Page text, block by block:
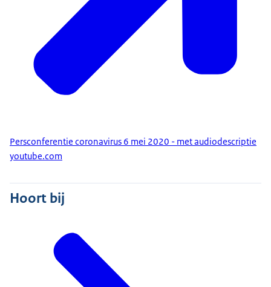
Persconferentie coronavirus 6 mei 2020 - met audiodescriptie
youtube.com
Hoort bij